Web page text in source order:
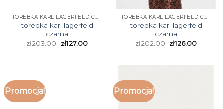
TOREBKA KARL LAGERFELD CZARNA
torebka karl lagerfeld
czarna
zł203.00 zł127.00
TOREBKA KARL LAGERFELD CZARNA
torebka karl lagerfeld
czarna
zł202.00 zł126.00
Promocja! Promocja!